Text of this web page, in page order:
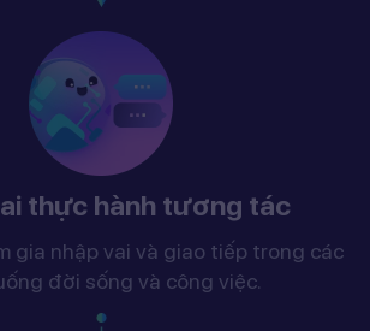
thực hành tương tác
gia nhập vai và giao tiếp trong các
đời sống và công việc.